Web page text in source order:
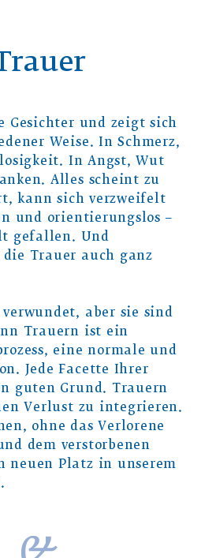
Gesichter und zeigt sich
Weise. In Schmerz,
In Angst, Wut
Alles scheint zu
kann sich verzweifelt
und orientierungslos –
gefallen. Und
Trauer auch ganz
aber sie sind
Trauern ist ein
eine normale und
Jede Facette Ihrer
guten Grund. Trauern
Verlust zu integrieren.
ohne das Verlorene
dem verstorbenen
neuen Platz in unserem